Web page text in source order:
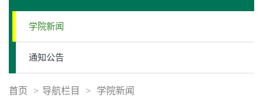
学院新闻
通知公告
首页 > 导航栏目 > 学院新闻